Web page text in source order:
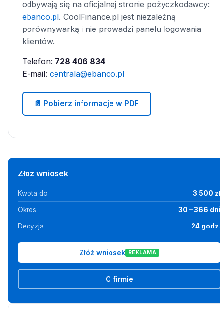
odbywają się na oficjalnej stronie pożyczkodawcy:
ebanco.pl. CoolFinance.pl jest niezależną
porównywarką i nie prowadzi panelu logowania
klientów.
Telefon: 728 406 834
E-mail: centrala@ebanco.pl
📄 Pobierz informacje w PDF
Złóż wniosek
Kwota do 3 500 zł
Okres 30 – 366 dni
Decyzja 24 godz.
Złóż wniosek REKLAMA
O firmie